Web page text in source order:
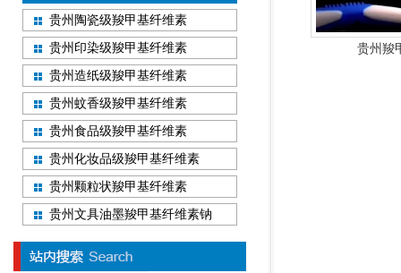
贵州陶瓷级羧甲基纤维素
贵州印染级羧甲基纤维素
贵州造纸级羧甲基纤维素
贵州蚊香级羧甲基纤维素
贵州食品级羧甲基纤维素
贵州化妆品级羧甲基纤维素
贵州颗粒状羧甲基纤维素
贵州文具油墨羧甲基纤维素钠
贵州羧